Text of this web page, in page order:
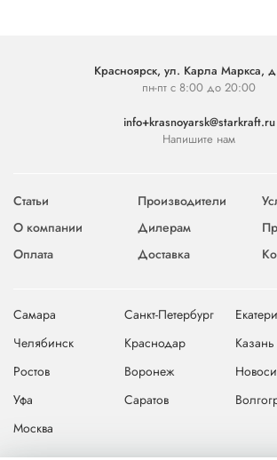
Красноярск, ул. Карла Маркса,
пн-пт с 8:00 до 20:00
info+krasnoyarsk@starkraft.ru
Напишите нам
Статьи Производители
О компании
Дилерам
Оплата
Доставка
Самара Санкт-Петербург
Челябинск
Краснодар
Казань
Ростов
Воронеж
Уфа
Саратов
Москва